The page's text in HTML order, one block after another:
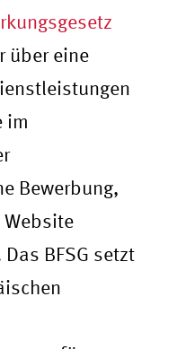
über eine
im
Bewerbung,
BFSG setzt